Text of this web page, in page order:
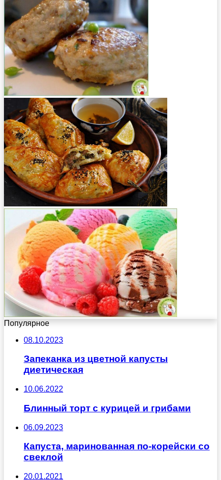
Популярное
08.10.2023
Запеканка из цветной капусты
диетическая
10.06.2022
Блинный торт с курицей и грибами
06.09.2023
Капуста, маринованная по-корейски со
свеклой
20.01.2021